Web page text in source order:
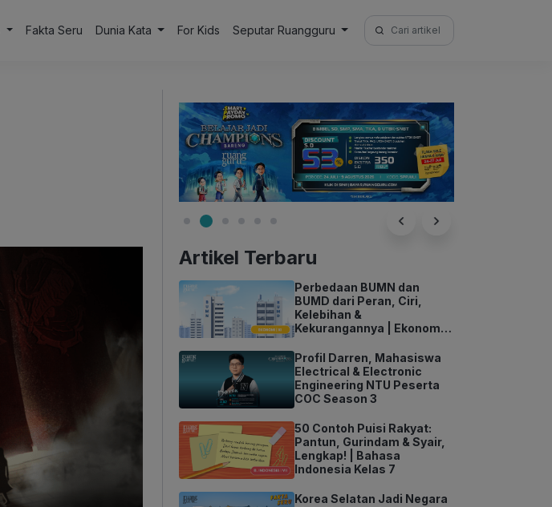
Fakta Seru Dunia Kata For Kids Seputar Ruangguru
Search
for:
Artikel Terbaru
Perbedaan BUMN dan
BUMD dari Peran, Ciri,
Kelebihan &
Kekurangannya | Ekonomi
Profil Darren, Mahasiswa
Electrical & Electronic
Engineering NTU Peserta
COC Season 3
50 Contoh Puisi Rakyat:
Pantun, Gurindam & Syair,
Lengkap! | Bahasa
Indonesia Kelas 7
Korea Selatan Jadi Negara